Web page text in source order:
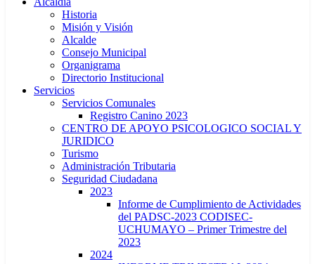
Historia
Misión y Visión
Alcalde
Consejo Municipal
Organigrama
Directorio Institucional
Servicios
Servicios Comunales
Registro Canino 2023
CENTRO DE APOYO PSICOLOGICO SOCIAL Y
JURIDICO
Turismo
Administración Tributaria
Seguridad Ciudadana
2023
Informe de Cumplimiento de Actividades
del PADSC-2023 CODISEC-
UCHUMAYO – Primer Trimestre del
2023
2024